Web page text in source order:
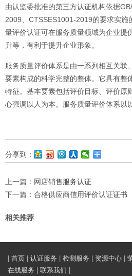
由认监委批准的第三方认证机构依据
2009、CTSSES1001-2019的要求实施
量评价认证可在服务质量领域为企业提
升等，有利于提升企业形象。
服务质量评价体系是由一系列相互关联
要素构成的科学完整的整体。它具有整
特征。基本要素包括评价目标、评价原
心强调以人为本。服务质量评价体系以
分享到：
上一篇： 网店销售服务认证
下一篇： 合格供应商信用评价认证证书
相关推荐
首页 认证服务 检测服务 资源中心
在线服务
联系我们